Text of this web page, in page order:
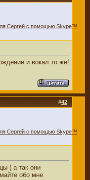
и вокал то же!
#42
( а так они
обо мне